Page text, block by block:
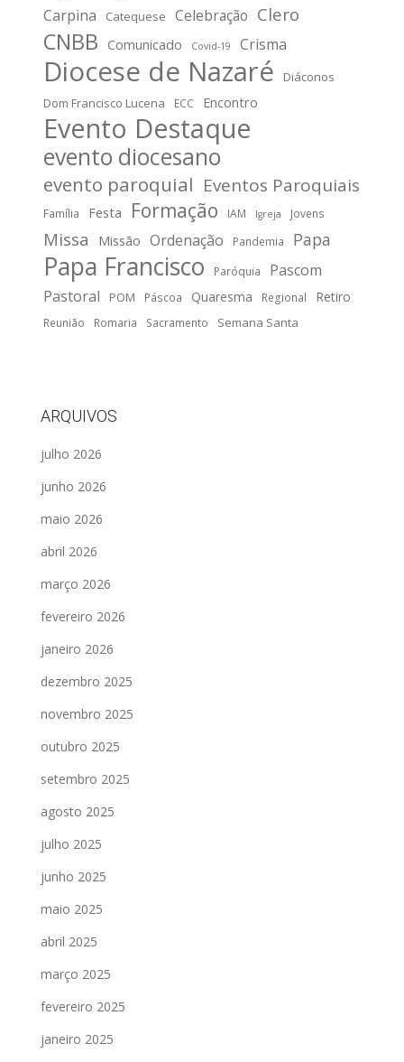
Carpina Catequese Celebração Clero
CNBB Comunicado Covid-19 Crisma
Diocese de Nazaré
Diáconos
Dom Francisco Lucena
ECC Encontro
Evento Destaque
evento diocesano
evento paroquial Eventos Paroquiais
Família Festa Formação IAM Igreja Jovens
Missa Missão Ordenação Pandemia Papa
Papa Francisco Paróquia
Pascom
Pastoral
POM Páscoa Quaresma Regional Retiro
Reunião Romaria Sacramento Semana Santa
ARQUIVOS
julho 2026
junho 2026
maio 2026
abril 2026
março 2026
fevereiro 2026
janeiro 2026
dezembro 2025
novembro 2025
outubro 2025
setembro 2025
agosto 2025
julho 2025
junho 2025
maio 2025
abril 2025
março 2025
fevereiro 2025
janeiro 2025